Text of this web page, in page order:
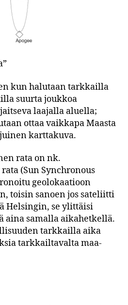
kun halutaan tarkkailla
suurta joukkoa
laajalla aluella;
ottaa vaikkapa Maasta
karttakuva.
rata on nk.
(Sun Synchronous
geolokaatioon
toisin sanoen jos sateliitti
Helsingin, se ylittäisi
aina samalla aikahetkellä.
tarkkailla aika
tarkkailtavalta maa-